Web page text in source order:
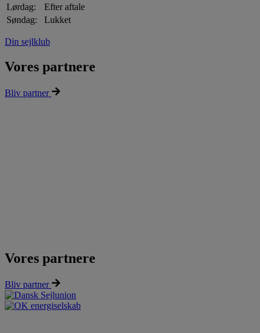
Lørdag:
Efter aftale
Søndag:
Lukket
Din sejlklub
Vores partnere
Bliv partner
Vores partnere
Bliv partner